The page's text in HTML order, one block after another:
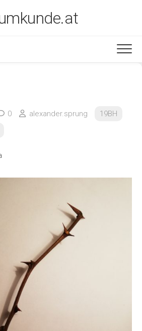
0 alexander.sprung
19BH